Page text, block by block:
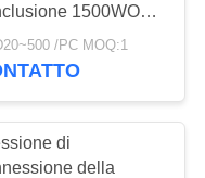
1500WOG
il dispositivo di
/PC MOQ:1
di
della